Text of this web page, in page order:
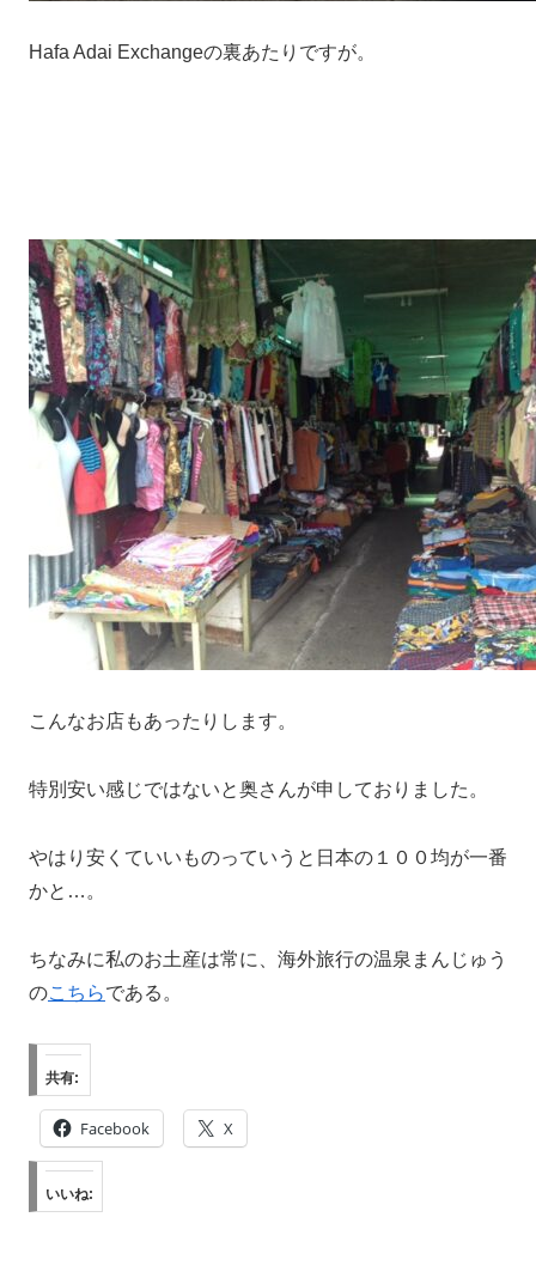
Hafa Adai Exchangeの裏あたりですが。
こんなお店もあったりします。
特別安い感じではないと奥さんが申しておりました。
やはり安くていいものっていうと日本の１００均が一番
かと…。
ちなみに私のお土産は常に、海外旅行の温泉まんじゅう
のこちらである。
共有:
Facebook X
いいね: